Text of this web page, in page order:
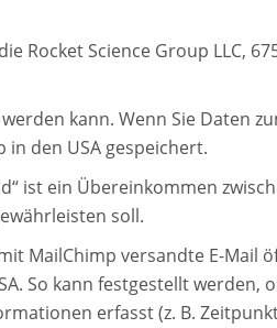
Science Group LLC,
kann. Wenn Sie Daten
in den USA gespeichert.
ist ein Übereinkommen
soll.
MailChimp versandte E-Mail
So kann festgestellt werden,
erfasst (z. B.